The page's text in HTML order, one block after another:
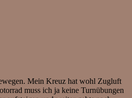
Mein Kreuz hat wohl Zugluft
muss ich ja keine Turnübungen